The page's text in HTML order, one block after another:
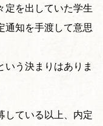
定を出していた学生
通知を手渡して意思
う決まりはありま
している以上、内定